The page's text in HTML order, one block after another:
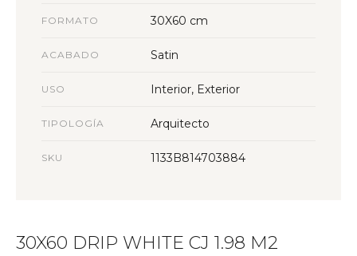
FORMATO 30X60 cm
ACABADO Satin
USO Interior, Exterior
TIPOLOGÍA Arquitecto
SKU 1133B814703884
30X60 DRIP WHITE CJ 1.98 M2